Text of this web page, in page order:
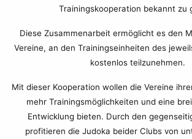
Trainingskooperation bekannt zu
Diese Zusammenarbeit ermöglicht es den
Vereine, an den Trainingseinheiten des
kostenlos teilzunehmen.
Mit dieser Kooperation wollen die Vereine
mehr Trainingsmöglichkeiten und eine
Entwicklung bieten. Durch den
profitieren die Judoka beider Clubs von